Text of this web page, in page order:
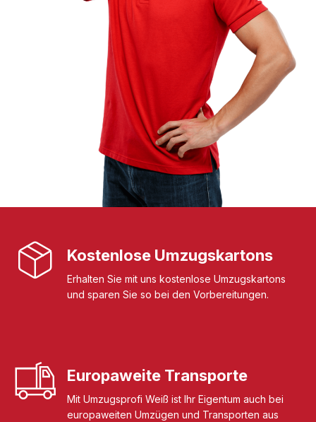
Kostenlose Umzugskartons
Erhalten Sie mit uns kostenlose Umzugskartons
und sparen Sie so bei den Vorbereitungen.
Europaweite Transporte
Mit Umzugsprofi Weiß ist Ihr Eigentum auch bei
europaweiten Umzügen und Transporten aus